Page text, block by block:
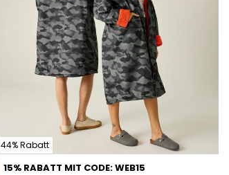
44% Rabatt
15% RABATT MIT CODE: WEB15